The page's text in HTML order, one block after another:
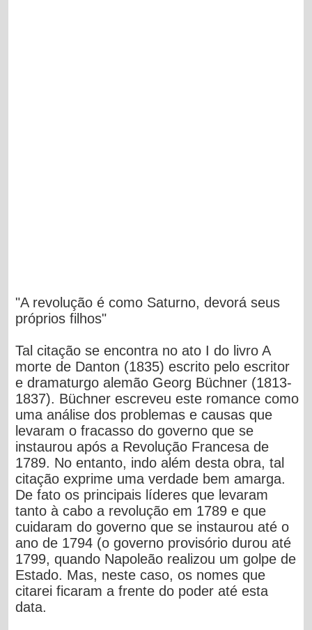
"A revolução é como Saturno, devorá seus
próprios filhos"
Tal citação se encontra no ato I do livroA
morte de Danton (1835) escrito pelo escritor
e dramaturgo alemão Georg Büchner (1813-
1837). Büchner escreveu este romance como
uma análise dos problemas e causas que
levaram o fracasso do governo que se
instaurou após a Revolução Francesa de
1789. No entanto, indo além desta obra, tal
citação exprime uma verdade bem amarga.
De fato os principais líderes que levaram
tanto à cabo a revolução em 1789 e que
cuidaram do governo que se instaurou até o
ano de 1794 (o governo provisório durou até
1799, quando Napoleão realizou um golpe de
Estado. Mas, neste caso, os nomes que
citarei ficaram a frente do poder até esta
data.